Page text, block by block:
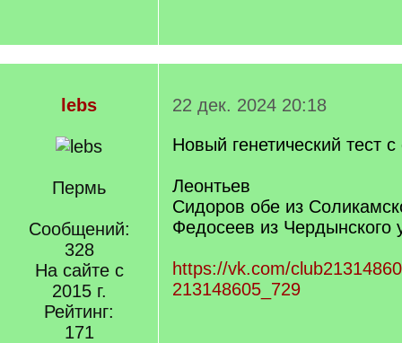
lebs
Пермь
Сообщений:
328
На сайте с
2015 г.
Рейтинг:
171
22 дек. 2024 20:18
Новый генетический тест
Леонтьев
Сидоров обе из
Федосеев из Чердынского
https://vk.com/
213148605_729